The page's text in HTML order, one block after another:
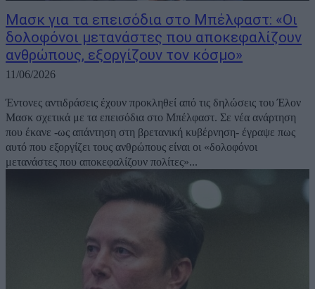
Μασκ για τα επεισόδια στο Μπέλφαστ: «Οι
δολοφόνοι μετανάστες που αποκεφαλίζουν
ανθρώπους, εξοργίζουν τον κόσμο»
11/06/2026
Έντονες αντιδράσεις έχουν προκληθεί από τις δηλώσεις του Έλον
Μασκ σχετικά με τα επεισόδια στο Μπέλφαστ. Σε νέα ανάρτηση
που έκανε -ως απάντηση στη βρετανική κυβέρνηση- έγραψε πως
αυτό που εξοργίζει τους ανθρώπους είναι οι «δολοφόνοι
μετανάστες που αποκεφαλίζουν πολίτες»...